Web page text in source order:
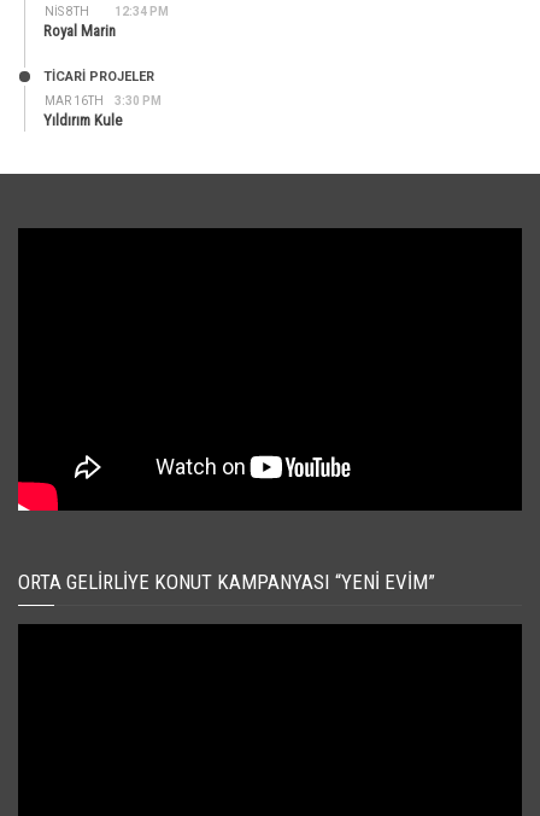
NIS 8TH 12:34 PM
Royal Marin
MAR 16TH 3:30 PM
TİCARİ PROJELER
Yıldırım Kule
ORTA GELIRLIYE KONUT KAMPANYASI “YENI EVIM”